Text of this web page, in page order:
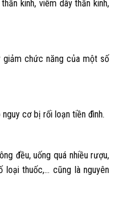
kinh, viêm dây thần kinh,
giảm chức năng của một số
cơ bị rối loạn tiền đình.
đều, uống quá nhiều rượu,
thuốc,… cũng là nguyên